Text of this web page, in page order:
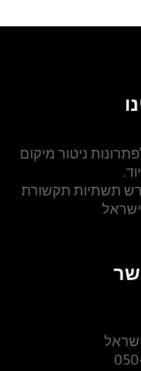
ניטור מיקום
תשתיות תקשורת